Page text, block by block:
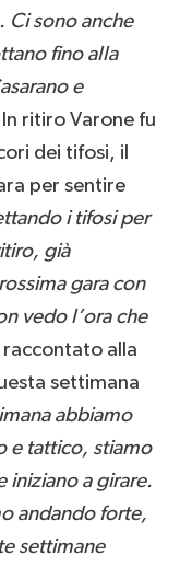
Ci sono anche
fino alla
e
In ritiro Varone fu
dei tifosi, il
per sentire
i tifosi per
già
gara con
vedo l’ora che
raccontato alla
settimana
abbiamo
e tattico, stiamo
iniziano a girare.
andando forte,
settimane